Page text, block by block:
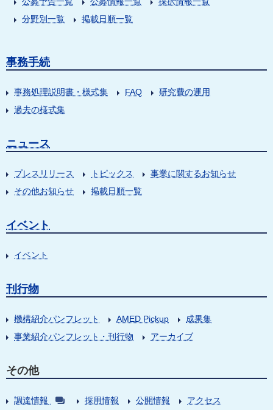
分野別一覧
掲載日順一覧
事務手続
事務処理説明書・様式集 FAQ
研究費の運用
過去の様式集
ニュース
プレスリリース トピックス
事業に関するお知らせ
その他お知らせ
掲載日順一覧
イベント
イベント
刊行物
機構紹介パンフレット AMED Pickup
成果集
事業紹介パンフレット・刊行物
アーカイブ
その他
調達情報 採用情報 公開情報 アクセス